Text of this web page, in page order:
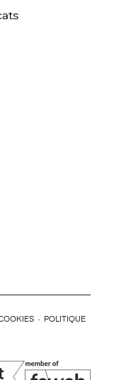
· POLITIQUE